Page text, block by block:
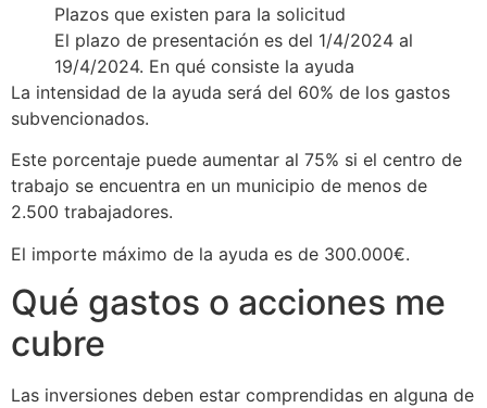
PIazos que existen para Ia solicitud
El plazo de presentación es del 1/4/2024 al
19/4/2024. En qué consiste la ayuda
La intensidad de la ayuda será del 60% de los gastos
subvencionados.
Este porcentaje puede aumentar al 75% si el centro de
trabajo se encuentra en un municipio de menos de
2.500 trabajadores.
El importe máximo de la ayuda es de 300.000€.
Qué gastos o acciones me
cubre
Las inversiones deben estar comprendidas en alguna de